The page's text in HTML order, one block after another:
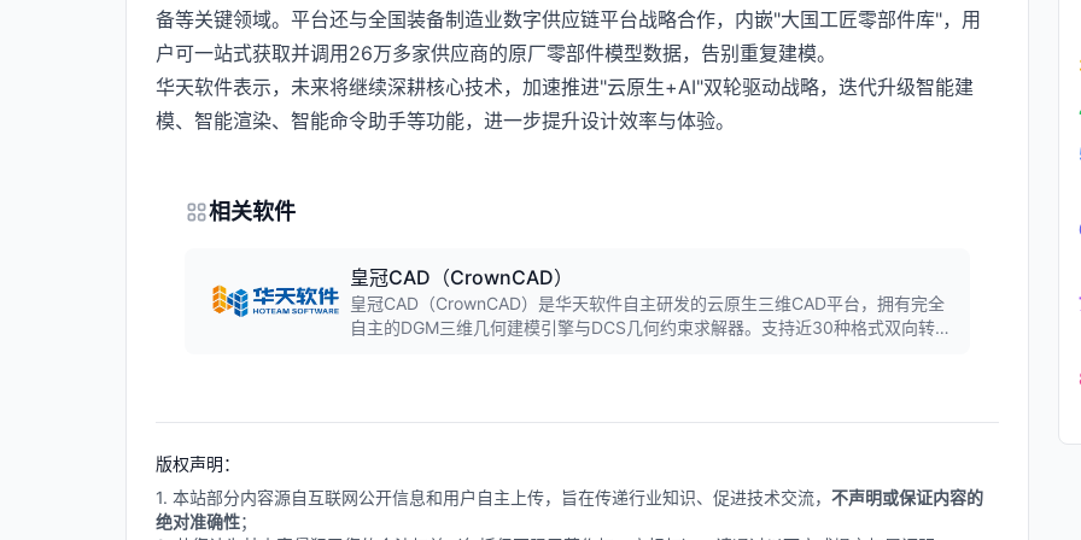
备等关键领域。平台还与全国装备制造业数字供应链平台战略合作，内嵌"大国工匠零部件库"，用
户可一站式获取并调用26万多家供应商的原厂零部件模型数据，告别重复建模。
华天软件表示，未来将继续深耕核心技术，加速推进"云原生+AI"双轮驱动战略，迭代升级智能建
模、智能渲染、智能命令助手等功能，进一步提升设计效率与体验。
相关软件
皇冠CAD（CrownCAD）
皇冠CAD（CrownCAD）是华天软件自主研发的云原生三维CAD平台，拥有完全
自主的DGM三维几何建模引擎与DCS几何约束求解器。支持近30种格式双向转
版权声明：
1. 本站部分内容源自互联网公开信息和用户自主上传，旨在传递行业知识、促进技术交流， 不声明或保证内容的
绝对准确性；